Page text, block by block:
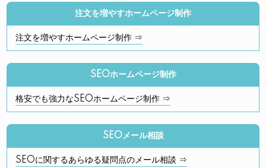
注文を増やすホームページ制作
注文を増やすホームページ制作 ⇒
SEOホームページ制作
格安でも強力なSEOホームページ制作 ⇒
SEOメール相談
SEOに関するあらゆる疑問点のメール相談 ⇒